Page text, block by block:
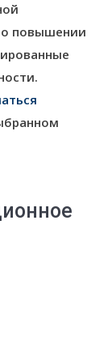
о повышении